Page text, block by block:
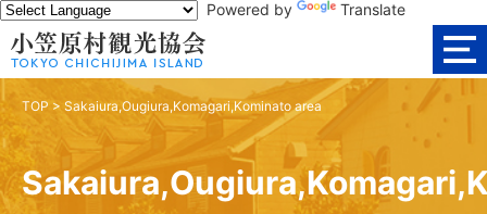
Powered by Translate
TOP > Sakaiura,Ougiura,Komagari,Kominato area